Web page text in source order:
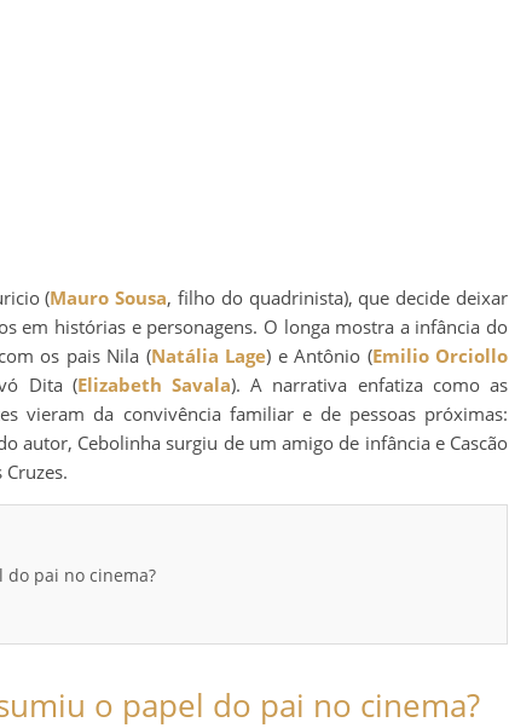
(Mauro Sousa, filho do quadrinista), que decide deixar
em histórias e personagens. O longa mostra a infância do
os pais Nila (Natália Lage) e Antônio (Emilio Orciollo
Dita (Elizabeth Savala). A narrativa enfatiza como as
vieram da convivência familiar e de pessoas próximas:
autor, Cebolinha surgiu de um amigo de infância e Cascão
do pai no cinema?
o papel do pai no cinema?